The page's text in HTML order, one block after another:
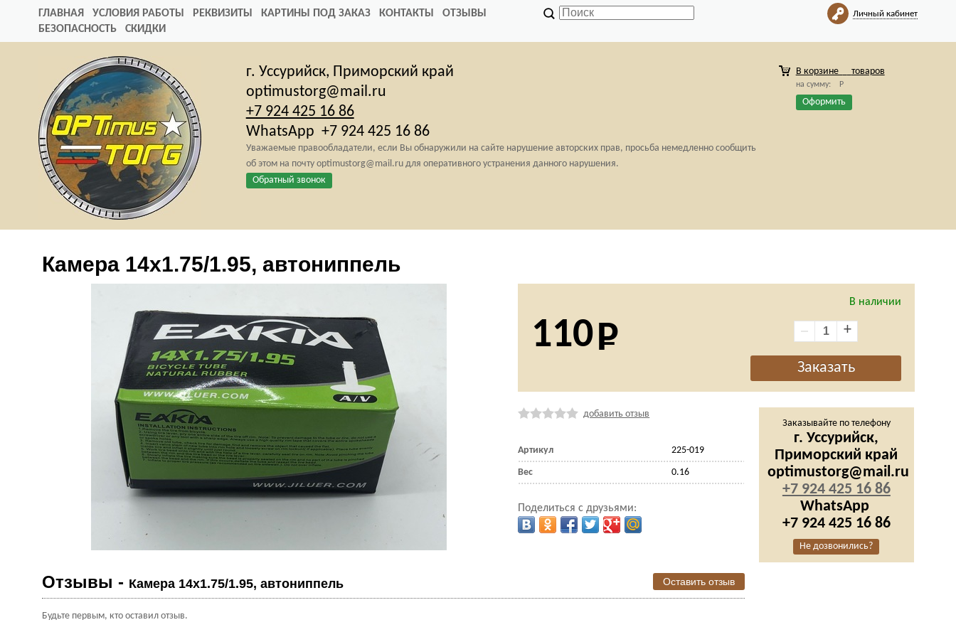
ГЛАВНАЯ УСЛОВИЯ РАБОТЫ РЕКВИЗИТЫ КАРТИНЫ ПОД ЗАКАЗ КОНТАКТЫ
ОТЗЫВЫ
БЕЗОПАСНОСТЬ
СКИДКИ
Личный кабинет
г. Уссурийск, Приморский край
optimustorg@mail.ru
+7 924 425 16 86
WhatsApp +7 924 425 16 86
Уважаемые правообладатели, если Вы обнаружили на сайте нарушение авторских прав, просьба немедленно сообщить
об этом на почту optimustorg@mail.ru для оперативного устранения данного нарушения.
Обратный звонок
В корзине товаров
на сумму: Р
Оформить
Камера 14х1.75/1.95, автониппель
В наличии
110 +
добавить отзыв
Артикул 225-019
Вес 0.16
Поделиться с друзьями:
Отзывы - Камера 14х1.75/1.95, автониппель Оставить отзыв
Будьте первым, кто оставил отзыв.
Заказывайте по телефону
г. Уссурийск,
Приморский край
optimustorg@mail.ru
+7 924 425 16 86
WhatsApp
+7 924 425 16 86
Не дозвонились?